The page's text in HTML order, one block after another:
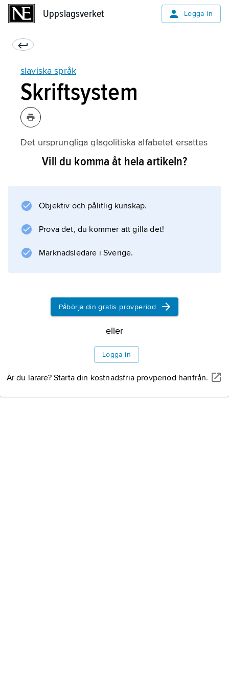
Uppslagsverket Logga in
slaviska språk
Skriftsystem
Det ursprungliga glagolitiska alfabetet ersattes
tidigt av det kyrilliska alfabetet som de
sporadiskt.
Vill du komma åt hela artikeln?
Objektiv och pålitlig kunskap.
Prova det, du kommer att gilla det!
Marknadsledare i Sverige.
Påbörja din gratis provperiod
eller
Logga in
Är du lärare? Starta din kostnadsfria provperiod härifrån.